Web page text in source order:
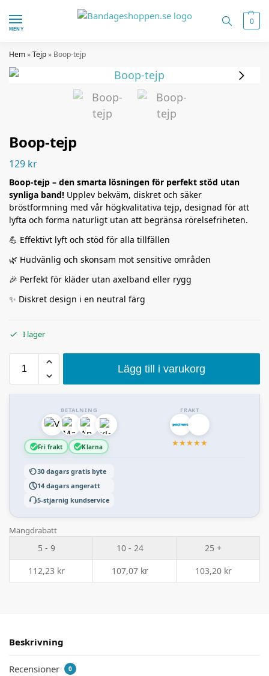
MENY
0
Hem»Tejp» Boop-tejp
Boop-tejp
129 kr
Boop-tejp – den smarta lösningen för perfekt stöd utan
synliga band! Upplev bekväm, diskret och säker
bröstformning med vår högkvalitativa tejp, designad för att
lyfta och forma naturligt utan att begränsa rörelsefriheten.
💪 Effektivt lyft och stöd för alla tillfällen
🌿 Hudvänlig och skonsam mot sensitive områden
🎉 Perfekt för kläder utan axelband eller rygg
✨ Diskret design i en neutral färg
I lager
Lägg till i varukorg
BETALNING
Fri frakt Klarna
FRAKT
★★★★★
30 dagars gratis byte
14 dagars angeratt
5-stjarnig kundservice
Mängdrabatt
5 - 9 10 - 24
25 +
112,23 kr 107,07 kr 103,20 kr
Beskrivning
Recensioner 0